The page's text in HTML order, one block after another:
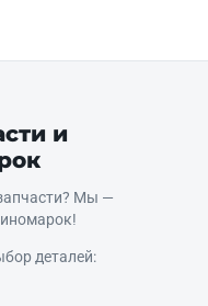
и
Мы —
иномарок!
деталей: